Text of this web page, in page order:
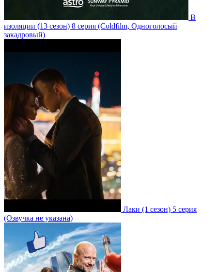
В
изоляции (13 сезон) 8 серия (Coldfilm, Одноголосый
закадровый)
Лаки (1 сезон) 5 серия
(Озвучка не указана)